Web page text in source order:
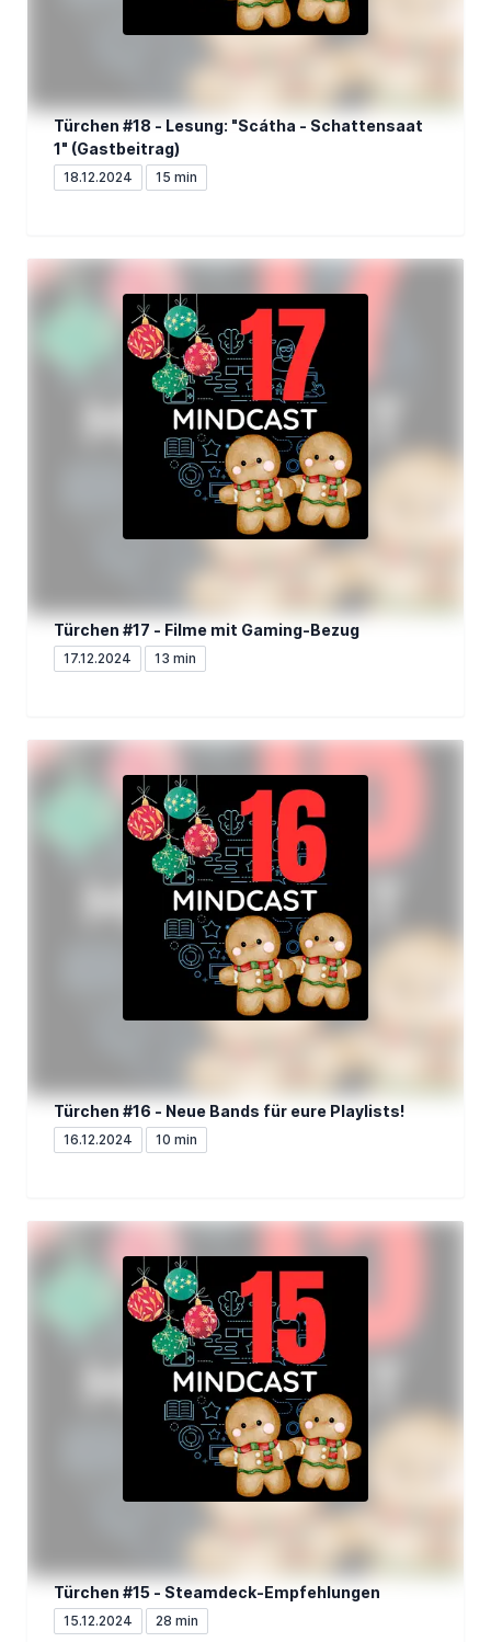
Türchen #18 - Lesung: "Scátha - Schattensaat
1" (Gastbeitrag)
18.12.2024 15 min
Türchen #17 - Filme mit Gaming-Bezug
17.12.2024 13 min
Türchen #16 - Neue Bands für eure Playlists!
16.12.2024 10 min
Türchen #15 - Steamdeck-Empfehlungen
15.12.2024 28 min